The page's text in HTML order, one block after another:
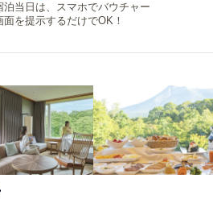
泊当日は、スマホでバウチャー
面を提示するだけでOK！